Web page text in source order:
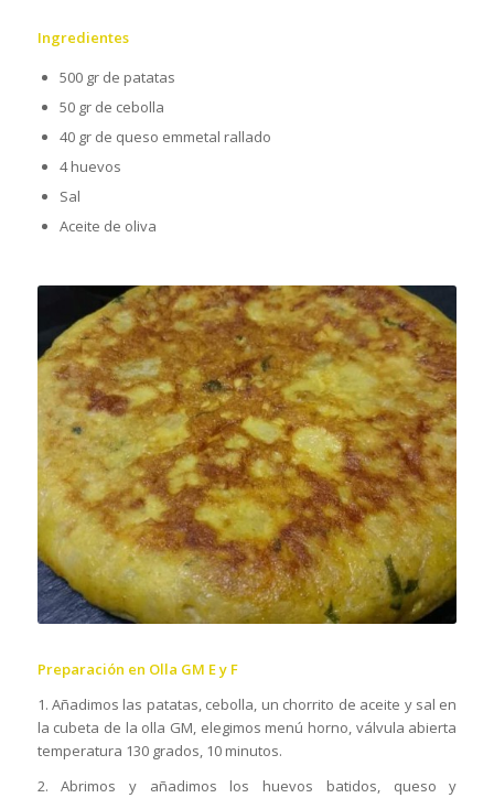
Ingredientes
500 gr de patatas
50 gr de cebolla
40 gr de queso emmetal rallado
4 huevos
Sal
Aceite de oliva
Preparación en Olla GM E y F
1. Añadimos las patatas, cebolla, un chorrito de aceite y sal en
la cubeta de la olla GM, elegimos menú horno, válvula abierta
temperatura 130 grados, 10 minutos.
2. Abrimos y añadimos los huevos batidos, queso y